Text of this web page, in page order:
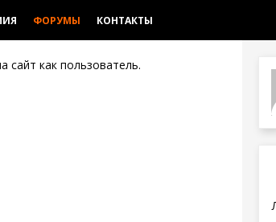
ФОРУМЫ КОНТАКТЫ
сайт как пользователь.